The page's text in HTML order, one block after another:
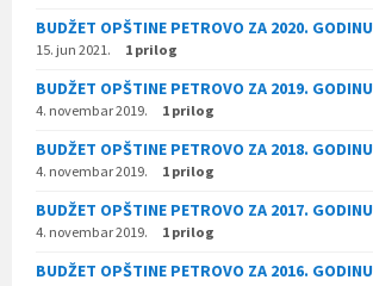
BUDŽET OPŠTINE PETROVO ZA 2020. GODINU
15. jun 2021. 1 prilog
BUDŽET OPŠTINE PETROVO ZA 2019. GODINU
4. novembar 2019. 1 prilog
BUDŽET OPŠTINE PETROVO ZA 2018. GODINU
4. novembar 2019. 1 prilog
BUDŽET OPŠTINE PETROVO ZA 2017. GODINU
4. novembar 2019. 1 prilog
BUDŽET OPŠTINE PETROVO ZA 2016. GODINU